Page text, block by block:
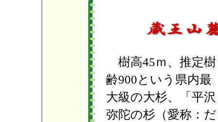
樹高45ｍ、推定樹
齢900という県内最
大級の大杉、「平沢
弥陀の杉（愛称：だ